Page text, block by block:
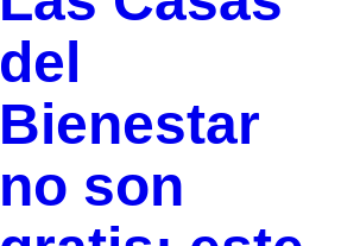
del
Bienestar
no son